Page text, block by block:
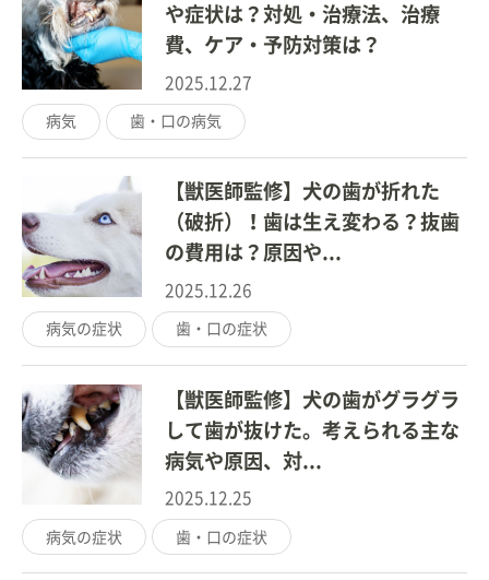
や症状は？対処・治療法、治療
費、ケア・予防対策は？
2025.12.27
病気 歯・口の病気
【獣医師監修】犬の歯が折れた
（破折）！歯は生え変わる？抜歯
の費用は？原因や...
2025.12.26
病気の症状 歯・口の症状
【獣医師監修】犬の歯がグラグラ
して歯が抜けた。考えられる主な
病気や原因、対...
2025.12.25
病気の症状 歯・口の症状